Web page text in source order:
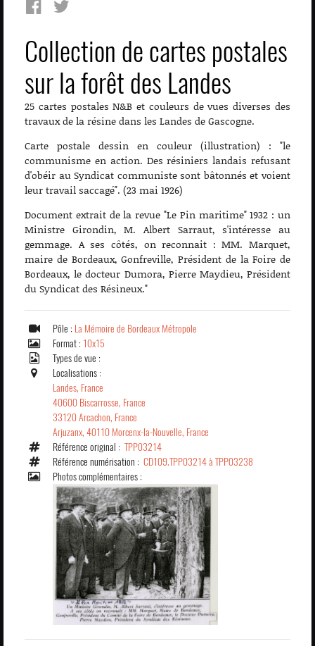
Collection de cartes postales
sur la forêt des Landes
25 cartes postales N&B et couleurs de vues diverses des
travaux de la résine dans les Landes de Gascogne.
Carte postale dessin en couleur (illustration) : "le
communisme en action. Des résiniers landais refusant
d'obéir au Syndicat communiste sont bâtonnés et voient
leur travail saccagé". (23 mai 1926)
Document extrait de la revue "Le Pin maritime" 1932 : un
Ministre Girondin, M. Albert Sarraut, s'intéresse au
gemmage. A ses côtés, on reconnait : MM. Marquet,
maire de Bordeaux, Gonfreville, Président de la Foire de
Bordeaux, le docteur Dumora, Pierre Maydieu, Président
du Syndicat des Résineux."
Pôle : La Mémoire de Bordeaux Métropole
Format : 10x15
Types de vue :
Localisations :
Landes, France
40600 Biscarrosse, France
33120 Arcachon, France
Arjuzanx, 40110 Morcenx-la-Nouvelle, France
Référence original : TPP03214
Référence numérisation : CD109.TPP03214 à TPP03238
Photos complémentaires :